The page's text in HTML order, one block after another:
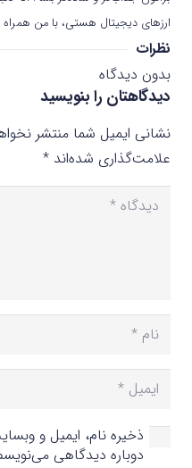
ارزهای دیجیتال هستی، با من
نظرات
بدون دیدگاه
دیدگاهتان را بنویسید
نشانی ایمیل شما منتشر
علامت‌گذاری شده‌اند *
ذخیره نام، ایمیل و
دوباره دیدگاهی